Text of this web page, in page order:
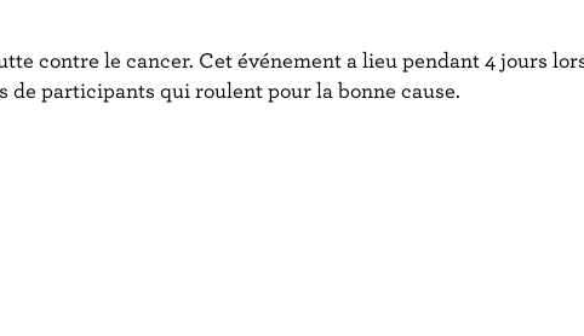
contre le cancer. Cet événement a lieu pendant 4 jours
de participants qui roulent pour la bonne cause.